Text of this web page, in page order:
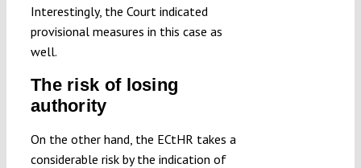
Interestingly, the Court indicated
provisional measures in this case as
well.
The risk of losing
authority
On the other hand, the ECtHR takes a
considerable risk by the indication of